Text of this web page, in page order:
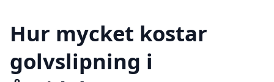
Hur mycket kostar
golvslipning i